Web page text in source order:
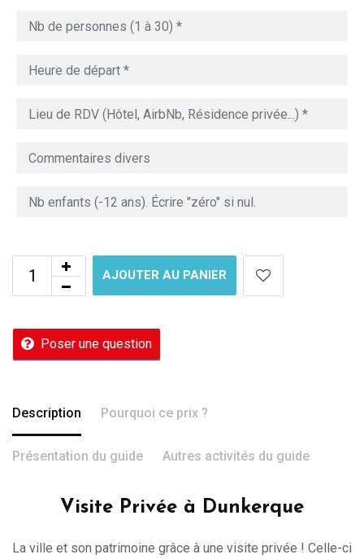
AJOUTER AU PANIER
Poser une question
Description Pourquoi ce prix ?
Présentation du guide Autres activités du guide
Visite Privée à Dunkerque
La ville et son patrimoine grâce à une visite privée ! Celle-ci